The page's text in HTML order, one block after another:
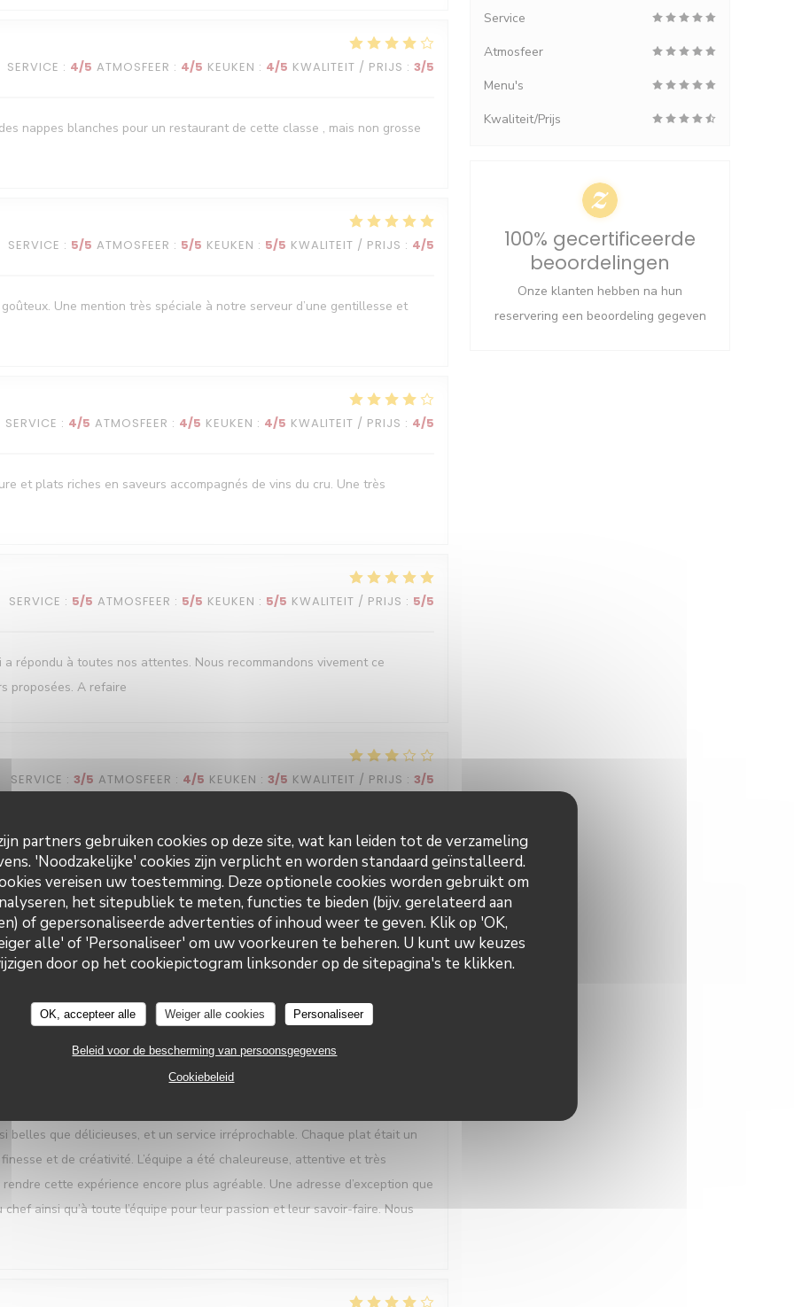
partners gebruiken cookies op deze site, wat kan leiden tot de verzameling
'Noodzakelijke' cookies zijn verplicht en worden standaard geïnstalleerd.
vereisen uw toestemming. Deze optionele cookies worden gebruikt om
het sitepubliek te meten, functies te bieden (bijv. gerelateerd aan
of gepersonaliseerde advertenties of inhoud weer te geven. Klik op 'OK,
alle' of 'Personaliseer' om uw voorkeuren te beheren. U kunt uw keuzes
door op het cookiepictogram linksonder op de sitepagina's te klikken.
OK, accepteer alle Weiger alle cookies Personaliseer
Beleid voor de bescherming van persoonsgegevens
Cookiebeleid
SERVICE : 4/5 ATMOSFEER : 4/5 KEUKEN : 4/5 KWALITEIT / PRIJS : 3/5
nappes blanches pour un restaurant de cette classe , mais non grosse
SERVICE : 5/5 ATMOSFEER : 5/5 KEUKEN : 5/5 KWALITEIT / PRIJS : 4/5
Une mention très spéciale à notre serveur d’une gentillesse et
SERVICE : 4/5 ATMOSFEER : 4/5 KEUKEN : 4/5 KWALITEIT / PRIJS : 4/5
et plats riches en saveurs accompagnés de vins du cru. Une très
SERVICE : 5/5 ATMOSFEER : 5/5 KEUKEN : 5/5 KWALITEIT / PRIJS : 5/5
répondu à toutes nos attentes. Nous recommandons vivement ce
proposées. A refaire
SERVICE : 3/5 ATMOSFEER : 4/5 KEUKEN : 3/5 KWALITEIT / PRIJS : 3/5
SERVICE: 5/5 ATMOSFEER: 5 /5 KEUKEN: 5/5 KWALITEIT / PRIJS: 5 /5
and polite . Food was superb Presentation and location fabulous.
SERVICE: 5/5 ATMOSFEER: 5/5 KEUKEN: 5/5 KWALITEIT / PRIJS
au Restaurant Le Neptune à Collioure. Tout était réuni pour vivre une
imprenable sur la baie de Collioure, une cuisine raffinée mettant en
belles que délicieuses, et un service irréprochable. Chaque plat était un
et de créativité. L’équipe a été chaleureuse, attentive et très
cette expérience encore plus agréable. Une adresse d’exception que
ainsi qu’à toute l’équipe pour leur passion et leur savoir-faire. Nous
Service
Atmosfeer
Menu's
Kwaliteit/Prijs
100% gecertificeerde
beoordelingen
Onze klanten hebben na hun
reservering een beoordeling gegeven
Le Neptune